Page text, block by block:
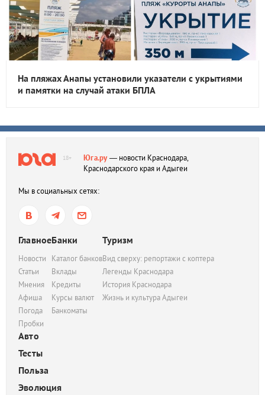
На пляжах Анапы установили указатели с укрытиями
и памятки на случай атаки БПЛА
18+ Юга.ру— новости Краснодара,
Краснодарского края и Адыгеи
Мы в социальных сетях:
Главное
Новости
Статьи
Мнения
Афиша
Погода
Пробки
Банки
Каталог банков
Вклады
Кредиты
Курсы валют
Банкоматы
Туризм
Вид сверху: репортажи с коптера
Легенды Краснодара
История Краснодара
Жизнь и культура Адыгеи
Авто
Тесты
Польза
Эволюция